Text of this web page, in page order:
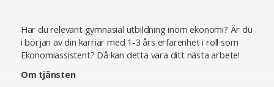
Har du relevant gymnasial utbildning inom ekonomi? Är du
i början av din karriär med 1-3 års erfarenhet i roll som
Ekonomiassistent? Då kan detta vara ditt nästa arbete!
Om tjänsten